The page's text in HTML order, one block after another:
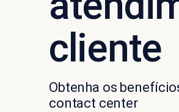
cliente
Obtenha os
contact center